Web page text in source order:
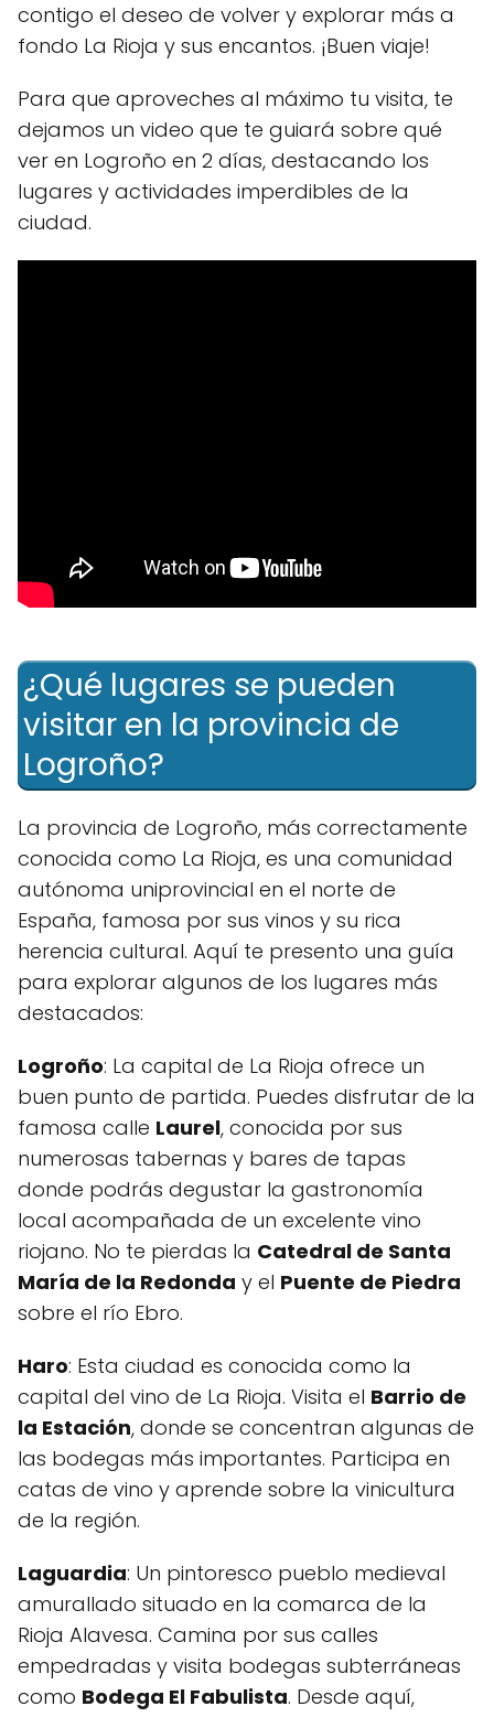
contigo el deseo de volver y explorar más a
fondo La Rioja y sus encantos. ¡Buen viaje!
Para que aproveches al máximo tu visita, te
dejamos un video que te guiará sobre qué
ver en Logroño en 2 días, destacando los
lugares y actividades imperdibles de la
ciudad.
¿Qué lugares se pueden
visitar en la provincia de
Logroño?
La provincia de Logroño, más correctamente
conocida como La Rioja, es una comunidad
autónoma uniprovincial en el norte de
España, famosa por sus vinos y su rica
herencia cultural. Aquí te presento una guía
para explorar algunos de los lugares más
destacados:
Logroño: La capital de La Rioja ofrece un
buen punto de partida. Puedes disfrutar de la
famosa calle Laurel, conocida por sus
numerosas tabernas y bares de tapas
donde podrás degustar la gastronomía
local acompañada de un excelente vino
riojano. No te pierdas la Catedral de Santa
María de la Redonda y el Puente de Piedra
sobre el río Ebro.
Haro: Esta ciudad es conocida como la
capital del vino de La Rioja. Visita el Barrio de
la Estación, donde se concentran algunas de
las bodegas más importantes. Participa en
catas de vino y aprende sobre la vinicultura
de la región.
Laguardia: Un pintoresco pueblo medieval
amurallado situado en la comarca de la
Rioja Alavesa. Camina por sus calles
empedradas y visita bodegas subterráneas
como Bodega El Fabulista. Desde aquí,